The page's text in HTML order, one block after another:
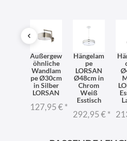
Außergew
öhnliche
Wandlam
pe Ø30cm
in Silber
LORSAN
127,95 €*
Hängelam
pe
LORSAN
Ø48cm in
Chrom
Weiß
Esstisch
292,95 €*